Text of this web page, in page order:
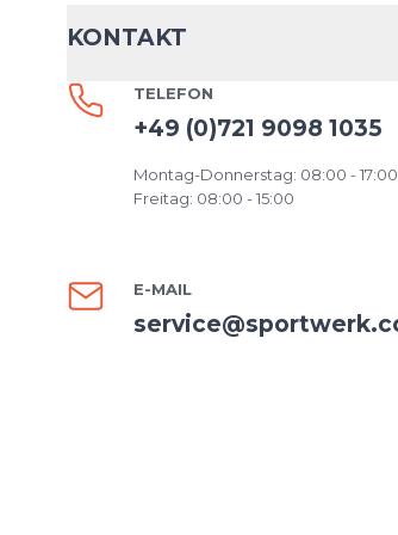
KONTAKT
TELEFON
+49 (0)721 9098 1035
Montag-Donnerstag: 08:00 - 17:00
Freitag: 08:00 - 15:00
E-MAIL